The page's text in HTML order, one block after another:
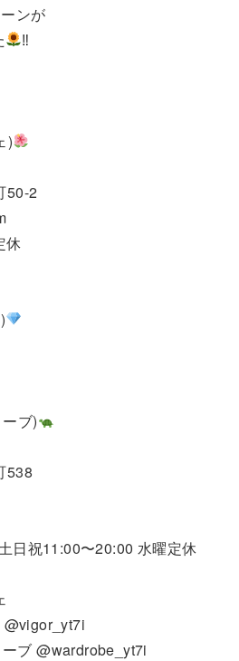
ンが
‼︎
)
50-2
休
ブ)
538
日祝11:00〜20:00 水曜定休
ブ @wardrobe_yt7i